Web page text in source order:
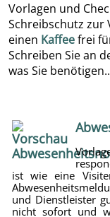
Vorlagen und
Schreibschutz zur
einen Kaffeefrei
Schreiben Sie an
was Sie
ist wie eine
und Dienstleister
nicht sofort und